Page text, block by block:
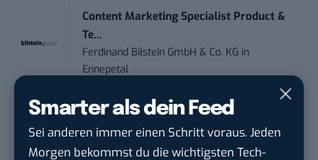
Smarter als dein Feed
Sei anderen immer einen Schritt voraus. Jeden
Morgen bekommst du die wichtigsten Tech-
Content Marketing Specialist Product &
Te...
Ferdinand Bilstein GmbH & Co. KG in
Ennepetal
Sales-Manager (m/w/d) Online-
Marketing
.wtv Württemberger Medien GmbH & ...